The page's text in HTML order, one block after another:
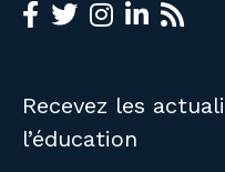
Recevez les
l’éducation